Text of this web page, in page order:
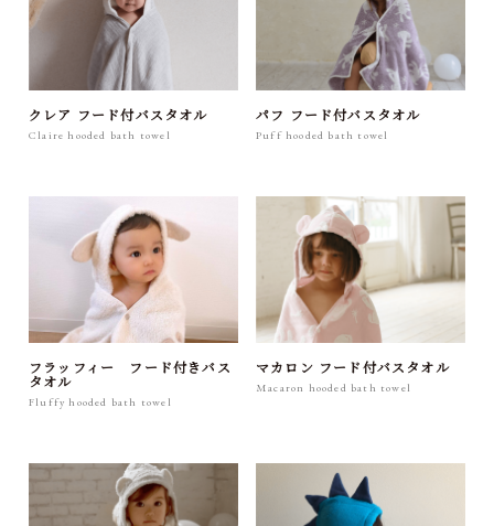
クレア フード付バスタオル
Claire hooded bath towel
パフ フード付バスタオル
Puff hooded bath towel
フラッフィー フード付きバス
タオル
Fluffy hooded bath towel
マカロン フード付バスタオル
Macaron hooded bath towel